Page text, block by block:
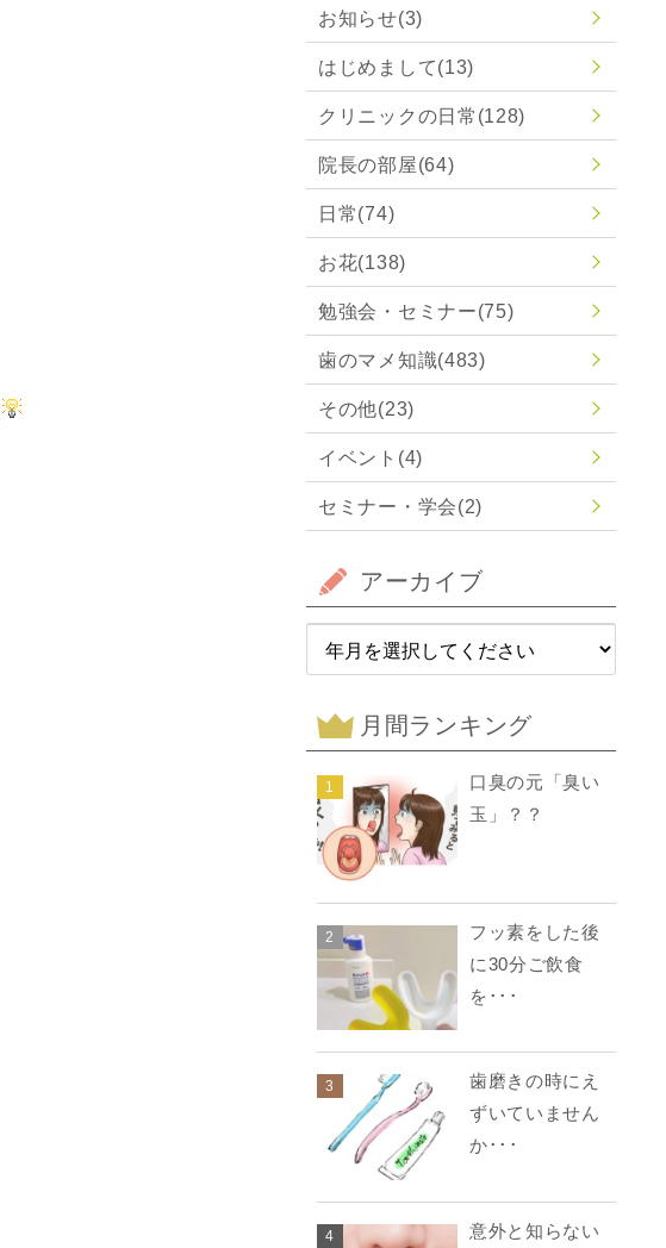
お知らせ(3)
はじめまして(13)
クリニックの日常 (128)
院長の部屋(64)
日常(74)
お花(138)
勉強会・セミナー(75)
歯のマメ知識(483)
その他(23)
イベント (4)
セミナー・学会(2)
アーカイブ
月間ランキング
1
口臭の元「臭い
玉」？？
2
フッ素をした後
に30分ご飲食
を･･･
3
歯磨きの時にえ
ずいていません
か･･･
4
意外と知らない